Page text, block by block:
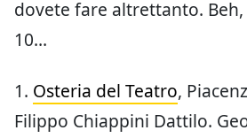
dovete fare altrettanto.
10…
1. Osteria del Teatro,
Filippo Chiappini Dattilo.